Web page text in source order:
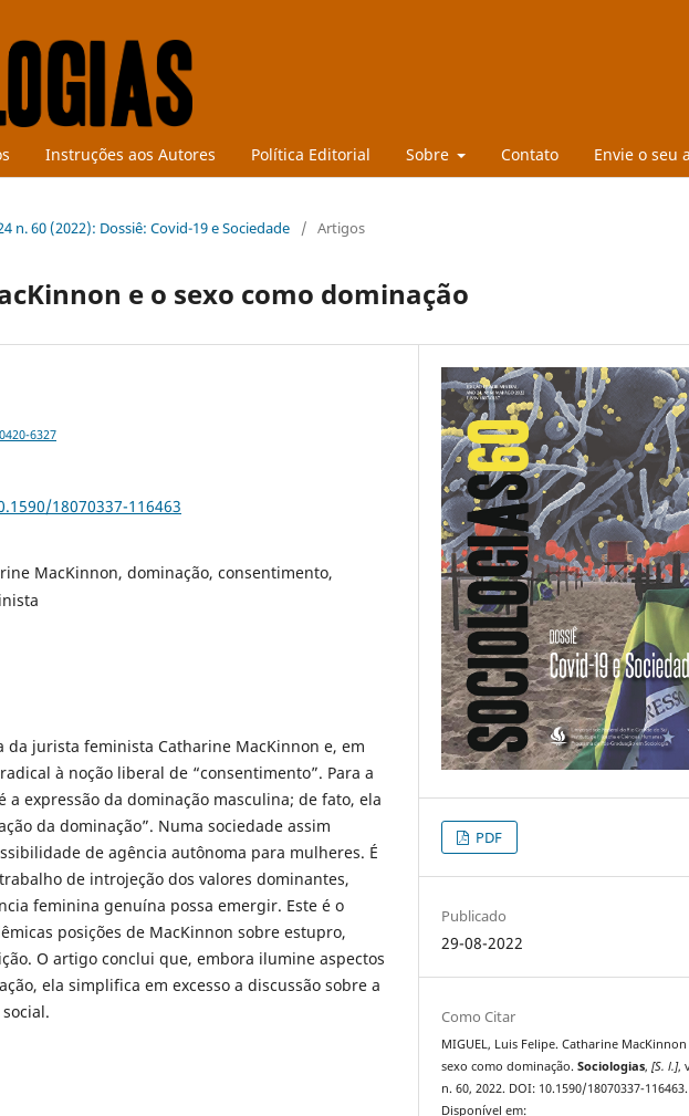
Instruções aos Autores Política Editorial Sobre Contato Envie o seu
n. 60 (2022): Dossiê: Covid-19 e Sociedade / Artigos
e o sexo como dominação
6327
18070337-116463
MacKinnon, dominação, consentimento,
da jurista feminista Catharine MacKinnon e, em
à noção liberal de “consentimento”. Para a
a expressão da dominação masculina; de fato, ela
da dominação”. Numa sociedade assim
de agência autônoma para mulheres. É
de introjeção dos valores dominantes,
feminina genuína possa emergir. Este é o
posições de MacKinnon sobre estupro,
O artigo conclui que, embora ilumine aspectos
ela simplifica em excesso a discussão sobre a
PDF
Publicado
29-08-2022
Como Citar
MIGUEL, Luis Felipe. Catharine MacKinnon
sexo como dominação.Sociologias,[S. l.],
n. 60, 2022. DOI: 10.1590/18070337-116463.
Disponível em: